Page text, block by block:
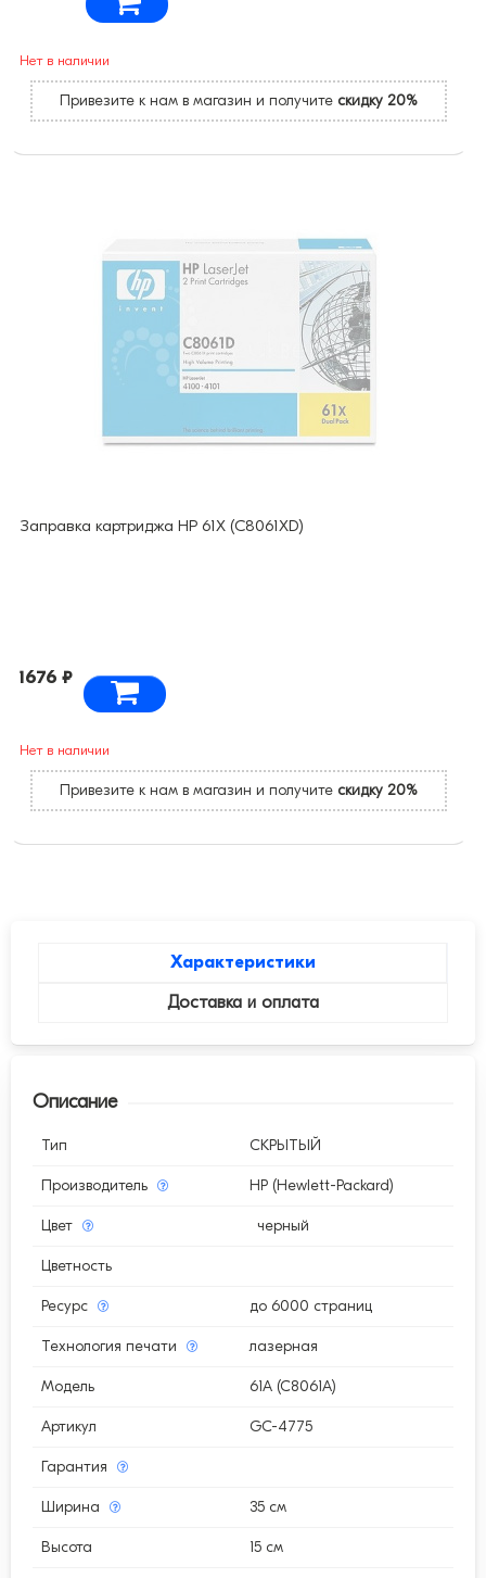
Нет в наличии
Привезите к нам в магазин и получите скидку 20%
Заправка картриджа HP 61X (C8061XD)
1676 ₽
Нет в наличии
Привезите к нам в магазин и получите скидку 20%
Характеристики
Доставка и оплата
Описание
Тип СКРЫТЫЙ
Производитель HP (Hewlett-Packard)
Цвет черный
Цветность
Ресурс до 6000 страниц
Технология печати лазерная
Модель 61A (C8061A)
Артикул GC-4775
Гарантия
Ширина 35 см
Высота 15 см